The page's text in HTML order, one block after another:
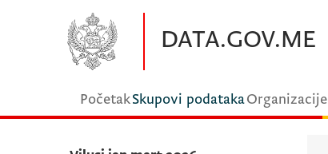
DATA.GOV.ME
PočetakSkupovi podatakaOrganizacije